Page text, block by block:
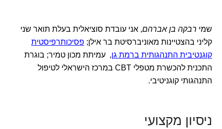
שמי רבקה בן אברהם, אני עובדת סוציאלית בעלת תואר שני
קליני בהצטיינות מאוניברסיטת בר אילן; פסיכותרפיסטית
קוגנטיבית התנהגותית ברמת גן, עמיתת מכון טמיר; בוגרת
התכנית להכשרת מטפלי CBT במרכז הישראלי לטיפול
התנהגותי קוגניטיבי.
ניסיון מקצועי